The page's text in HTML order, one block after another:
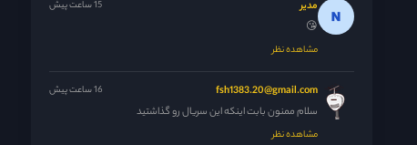
مدیر 15 ساعت پیش
😘
مشاهده نظر
fsh1383.20@gmail.com 16 ساعت پیش
سلام ممنون بابت اینکه این سریال رو گذاشتید
مشاهده نظر